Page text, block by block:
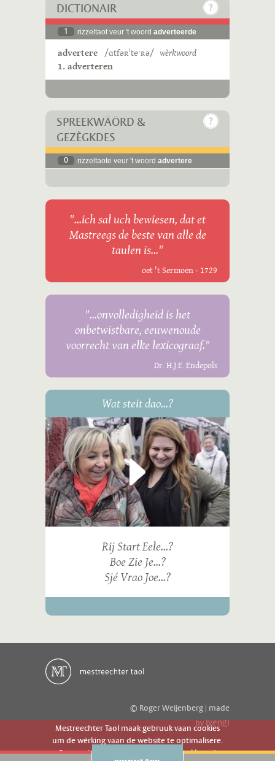
DICTIONAIR
1 rizzeltaot veur 't woord adverteerde
advertere /ɑtfəʀˈteˑʀə/ wèrkwoord
1. adverteren
SPREEKWÄÖRD &
GEZÈGKDES
0 rizzeltaote veur 't woord advertere
"...ich sal uch bewiesen, dat et
Mastreegs de beste van alle de
taulen is..."
oet 't Sermoen - 1729
"...onvolledigheid is het
onbetwistbare, eeuwenoude
voorrecht van elke lexicograaf."
Dr. H.J.E. Endepols
Wat steit dao...?
Rij Start Eele...?
Boe Zie Je...?
Sjé Vrao Joe...?
© Roger Weijenberg | made
byivengi
Mestreechter Taol maak gebruuk vaan cookies
um de wèrking vaan de website te optimalisere.
Es geer de website gebruuk gaot g'r akkoord